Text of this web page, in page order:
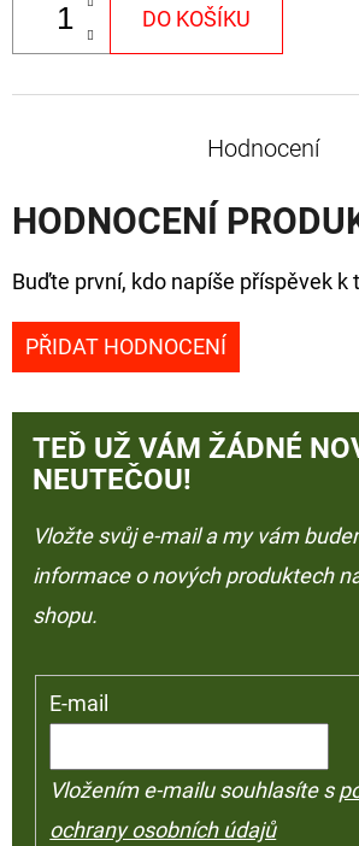
DO KOŠÍKU
Hodnocení
HODNOCENÍ
Buďte první, kdo napíše příspěvek k
PŘIDAT HODNOCENÍ
TEĎ UŽ VÁM ŽÁDNÉ
NEUTEČOU!
Vložte svůj e-mail a my vám
informace o nových produktech
shopu.
E-mail
Vložením e-mailu souhlasíte s
ochrany osobních údajů